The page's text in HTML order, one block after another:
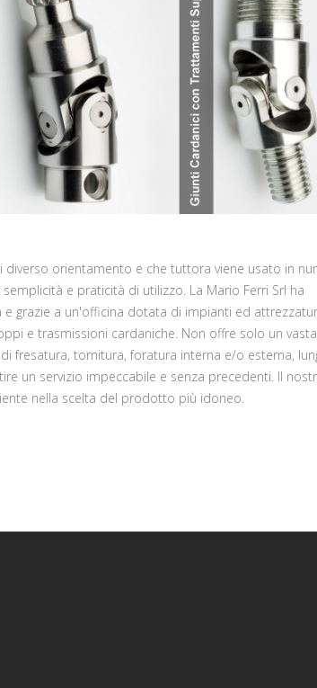
orientamento e che tuttora viene usato in
e praticità di utilizzo. La Mario Ferri Srl ha
grazie a un'officina dotata di impianti ed
e trasmissioni cardaniche. Non offre solo un
fresatura, tornitura, foratura interna e/o esterna,
un servizio impeccabile e senza precedenti. Il
nella scelta del prodotto più idoneo.